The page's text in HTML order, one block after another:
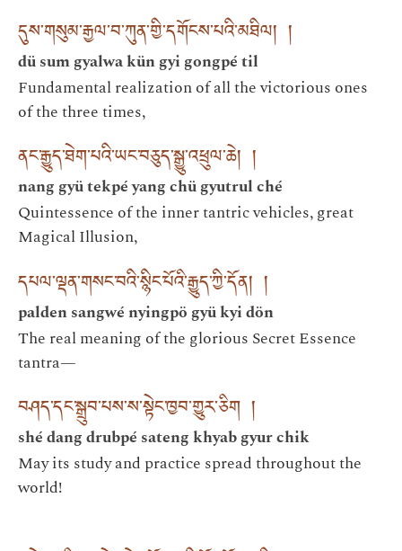
དུས་གསུམ་རྒྱལ་བ་ཀུན་གྱི་དགོངས་པའི་མཐིལ། །
dü sum gyalwa kün gyi gongpé til
Fundamental realization of all the victorious ones
of the three times,
ནང་རྒྱུད་ཐེག་པའི་ཡང་བཅུད་སྒྱུ་འཕྲུལ་ཆེ། །
nang gyü tekpé yang chü gyutrul ché
Quintessence of the inner tantric vehicles, great
Magical Illusion,
དཔལ་ལྡན་གསང་བའི་སྙིང་པོའི་རྒྱུད་ཀྱི་དོན། །
palden sangwé nyingpö gyü kyi dön
The real meaning of the glorious Secret Essence
tantra—
བཤད་དང་སྒྲུབ་པས་ས་སྟེང་ཁྱབ་གྱུར་ཅིག །
shé dang drubpé sateng khyab gyur chik
May its study and practice spread throughout the
world!